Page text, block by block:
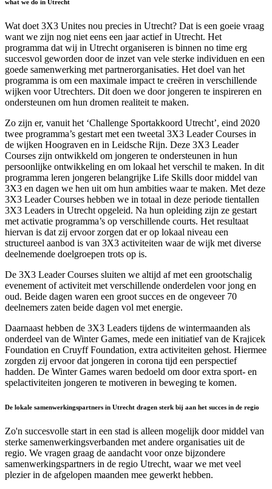
what we do in Utrecht
Wat doet 3X3 Unites nou precies in Utrecht? Dat is een goeie vraag
want we zijn nog niet eens een jaar actief in Utrecht. Het
programma dat wij in Utrecht organiseren is binnen no time erg
succesvol geworden door de inzet van vele sterke individuen en een
goede samenwerking met partnerorganisaties. Het doel van het
programma is om een maximale impact te creëren in verschillende
wijken voor Utrechters. Dit doen we door jongeren te inspireren en
ondersteunen om hun dromen realiteit te maken.
Zo zijn er, vanuit het ‘Challenge Sportakkoord Utrecht’, eind 2020
twee programma’s gestart met een tweetal 3X3 Leader Courses in
de wijken Hoograven en in Leidsche Rijn. Deze 3X3 Leader
Courses zijn ontwikkeld om jongeren te ondersteunen in hun
persoonlijke ontwikkeling en om lokaal het verschil te maken. In dit
programma leren jongeren belangrijke Life Skills door middel van
3X3 en dagen we hen uit om hun ambities waar te maken. Met deze
3X3 Leader Courses hebben we in totaal in deze periode tientallen
3X3 Leaders in Utrecht opgeleid. Na hun opleiding zijn ze gestart
met activatie programma’s op verschillende courts. Het resultaat
hiervan is dat zij ervoor zorgen dat er op lokaal niveau een
structureel aanbod is van 3X3 activiteiten waar de wijk met diverse
deelnemende doelgroepen trots op is.
De 3X3 Leader Courses sluiten we altijd af met een grootschalig
evenement of activiteit met verschillende onderdelen voor jong en
oud. Beide dagen waren een groot succes en de ongeveer 70
deelnemers zaten beide dagen vol met energie.
Daarnaast hebben de 3X3 Leaders tijdens de wintermaanden als
onderdeel van de Winter Games, mede een initiatief van de Krajicek
Foundation en Cruyff Foundation, extra activiteiten gehost. Hiermee
zorgden zij ervoor dat jongeren in corona tijd een perspectief
hadden. De Winter Games waren bedoeld om door extra sport- en
spelactiviteiten jongeren te motiveren in beweging te komen.
De lokale samenwerkingspartners in Utrecht dragen sterk bij aan het succes in de regio
Zo'n succesvolle start in een stad is alleen mogelijk door middel van
sterke samenwerkingsverbanden met andere organisaties uit de
regio. We vragen graag de aandacht voor onze bijzondere
samenwerkingspartners in de regio Utrecht, waar we met veel
plezier in de afgelopen maanden mee gewerkt hebben.